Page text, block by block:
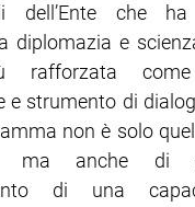
dell’Ente che
diplomazia e
rafforzata
e strumento di
non è solo
ma anche di
di una